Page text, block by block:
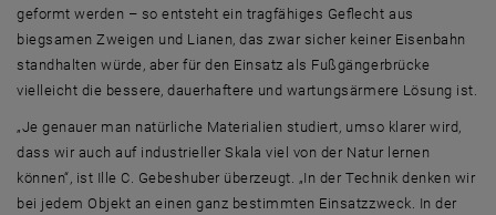
geformt werden – so entsteht ein tragfähiges Geflecht aus
biegsamen Zweigen und Lianen, das zwar sicher keiner Eisenbahn
standhalten würde, aber für den Einsatz als Fußgängerbrücke
vielleicht die bessere, dauerhaftere und wartungsärmere Lösung ist.
„Je genauer man natürliche Materialien studiert, umso klarer wird,
dass wir auch auf industrieller Skala viel von der Natur lernen
können“, ist Ille C. Gebeshuber überzeugt. „In der Technik denken wir
bei jedem Objekt an einen ganz bestimmten Einsatzzweck. In der